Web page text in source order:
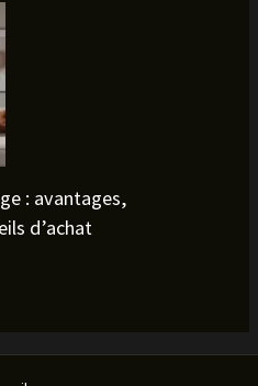
: avantages,
d’achat